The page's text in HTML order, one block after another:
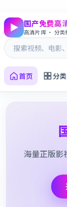
国产免费高
高清片库 · 分类
首页 分类
海量正版影